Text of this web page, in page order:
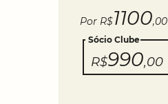
Por R$1100,00
Sócio Clube
R$990,00